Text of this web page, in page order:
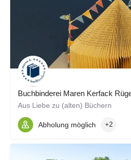
Buchbinderei Maren Kerfack
Aus Liebe zu (alten) Büchern
Abholung möglich +2